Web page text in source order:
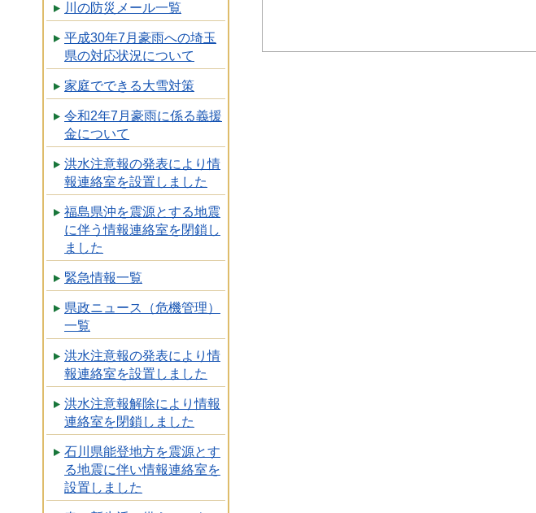
川の防災メール一覧
平成30年7月豪雨への埼玉
県の対応状況について
家庭でできる大雪対策
令和2年7月豪雨に係る義援
金について
洪水注意報の発表により情
報連絡室を設置しました
福島県沖を震源とする地震
に伴う情報連絡室を閉鎖し
ました
緊急情報一覧
県政ニュース（危機管理）
一覧
洪水注意報の発表により情
報連絡室を設置しました
洪水注意報解除により情報
連絡室を閉鎖しました
石川県能登地方を震源とす
る地震に伴い情報連絡室を
設置しました